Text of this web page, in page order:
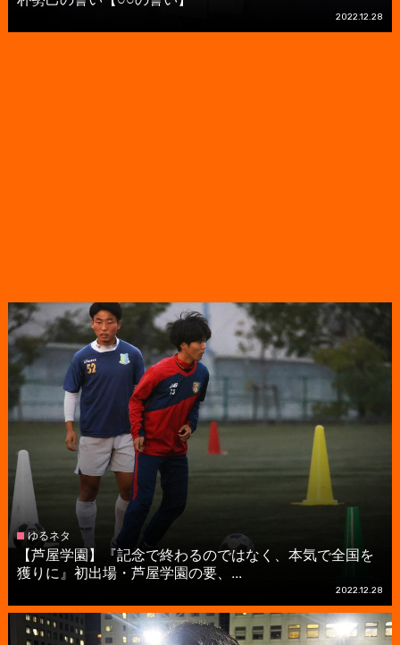
2022.12.28
ゆるネタ
【芦屋学園】『記念で終わるのではなく、本気で全国を
獲りに』初出場・芦屋学園の要、...
2022.12.28